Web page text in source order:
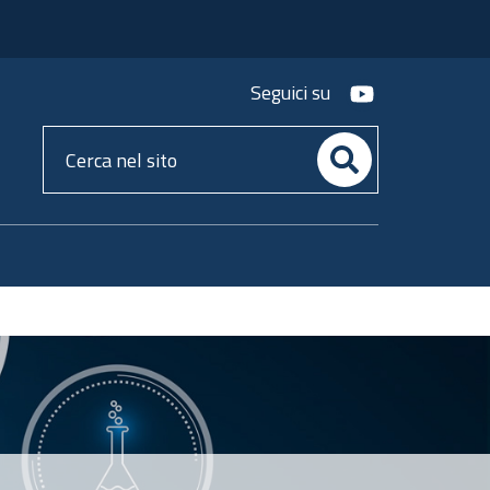
Seguici su youtube
Cerca
nel